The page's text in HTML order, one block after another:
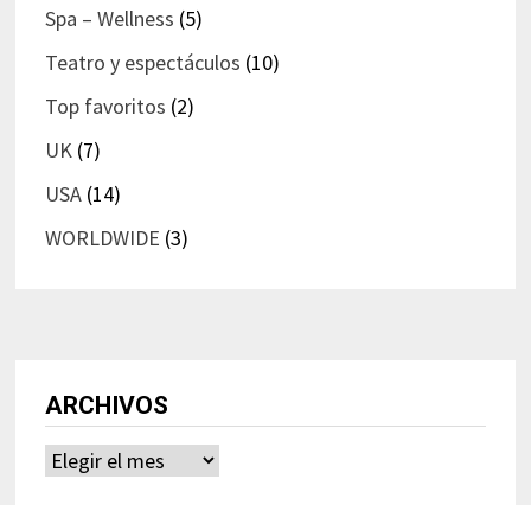
Spa – Wellness (5)
Teatro y espectáculos (10)
Top favoritos (2)
UK(7)
USA(14)
WORLDWIDE (3)
ARCHIVOS
Archivos